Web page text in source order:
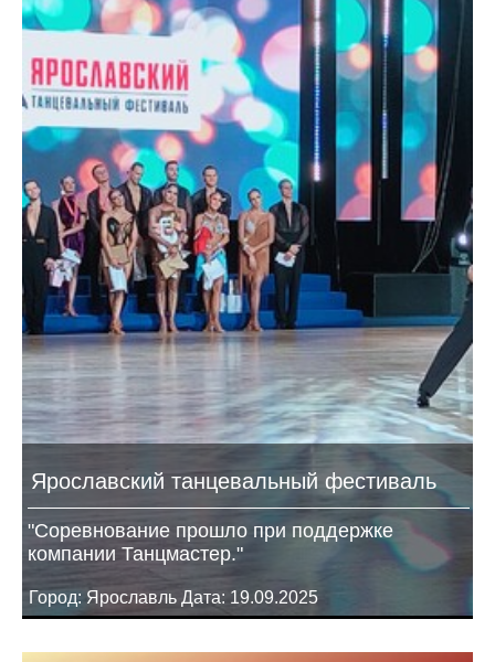
Ярославский танцевальный фестиваль
"Соревнование прошло при поддержке
компании Танцмастер."
Город: Ярославль Дата: 19.09.2025